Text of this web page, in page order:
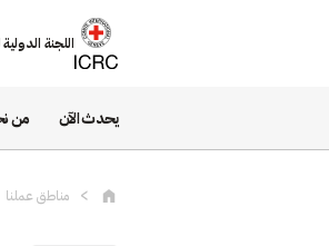
اللجنة
يحدث الآن من
مناطق عملنا